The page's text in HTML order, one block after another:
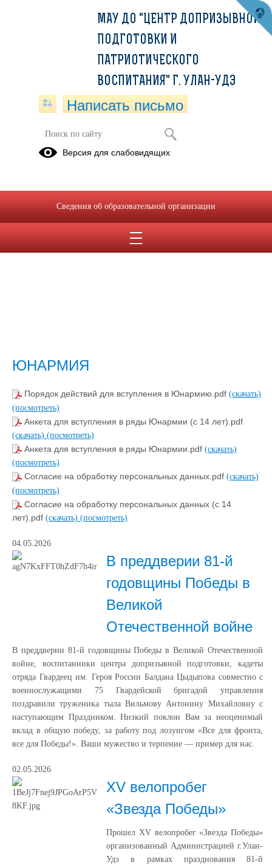
ЮНАРМИЯ
Порядок действий для вступления в Юнармию.pdf (скачать)
(посмотреть)
Анкета для вступления в ряды Юнармии (с 14 лет).pdf
(скачать) (посмотреть)
Анкета для вступления в ряды Юнармии.pdf (скачать)
(посмотреть)
Согласие на обработку персональных данных.pdf (скачать)
(посмотреть)
Согласие на обработку персональных данных (с 14
лет).pdf (скачать) (посмотреть)
04.05.2026
В преддверии 81-й
годовщины Победы в
Великой
Отечественной войне
В преддверии 81-й годовщины Победы в Великой Отечественной
войне, воспитанники центра допризывной подготовки, кадеты
отряда Гвардеец им. Героя России Балдана Цыдыпова совместно с
военнослужащими 75 Гвардейской бригадой управления
поздравили труженика тыла Вильмову Антонину Михайловну с
наступающим Праздником. Низкий поклон Вам за неоценимый
вклад в общую победу, за работу под лозунгом «Все для фронта,
все для Победы!». Ваши мужество и терпение — пример для нас.
02.05.2026
XV велопробег
«Звезда Победы»
Прошел XV велопробег «Звезда Победы»
организованный Администрацией г.Улан-
Удэ в рамках празднования 81-й
МАУ ДО "ЦЕНТР ДОПРИЗЫВНОЙ
ПОДГОТОВКИ И
ПАТРИОТИЧЕСКОГО
ВОСПИТАНИЯ" Г. УЛАН-УДЭ
Написать письмо
Версия для слабовидящих
Сведения об образовательной организации